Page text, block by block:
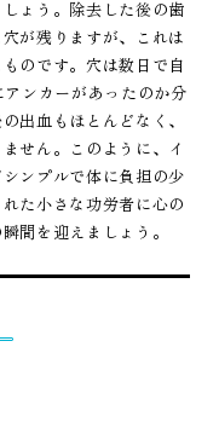
ょう。除去した後の歯
が残りますが、これは
のです。穴は数日で自
ンカーがあったのか分
出血もほとんどなく、
せん。このように、イ
ンプルで体に負担の少
た小さな功労者に心の
間を迎えましょう。